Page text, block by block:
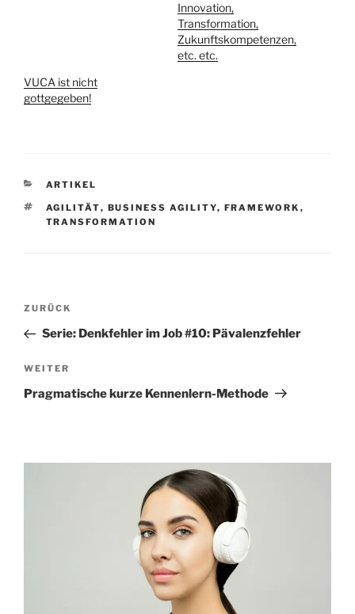
Innovation,
Transformation,
Zukunftskompetenzen,
etc. etc.
VUCA ist nicht
gottgegeben!
KATEGORIEN
ARTIKEL
SCHLAGWÖRTER
AGILITÄT, BUSINESS AGILITY, FRAMEWORK ,
TRANSFORMATION
Beitragsnavigation
Vorheriger
Beitrag
ZURÜCK
Serie: Denkfehler im Job #10: Pävalenzfehler
Nächster
Beitrag
WEITER
Pragmatische kurze Kennenlern-Methode